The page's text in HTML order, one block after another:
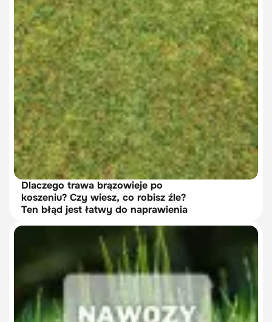
Dlaczego trawa brązowieje po
koszeniu? Czy wiesz, co robisz źle?
Ten błąd jest łatwy do naprawienia